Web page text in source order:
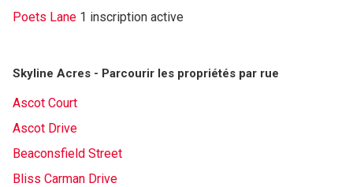
Poets Lane 1 inscription active
Skyline Acres - Parcourir les propriétés par rue
Ascot Court
Ascot Drive
Beaconsfield Street
Bliss Carman Drive